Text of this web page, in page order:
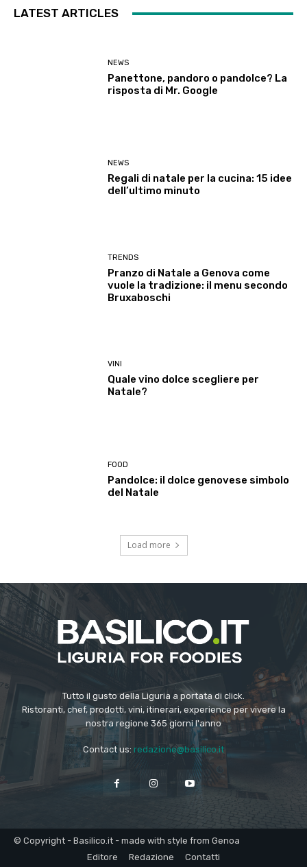
Tutto il gusto della Liguria a portata di click.
Ristoranti, chef, prodotti, vini, itinerari, experience per vivere la
nostra regione 365 giorni l'anno
Contact us: redazione@basilico.it
© Copyright - Basilico.it - made with style from Genoa
Editore
Redazione Contatti